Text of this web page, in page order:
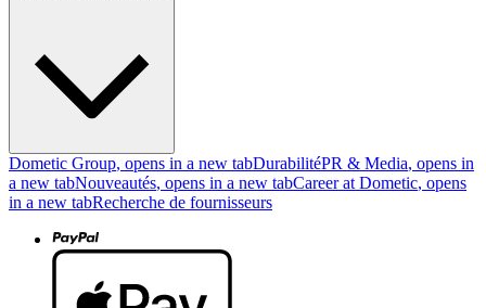
Dometic Group, opens in a new tabDurabilitéPR & Media, opens in
a new tabNouveautés, opens in a new tabCareer at Dometic, opens
in a new tabRecherche de fournisseurs